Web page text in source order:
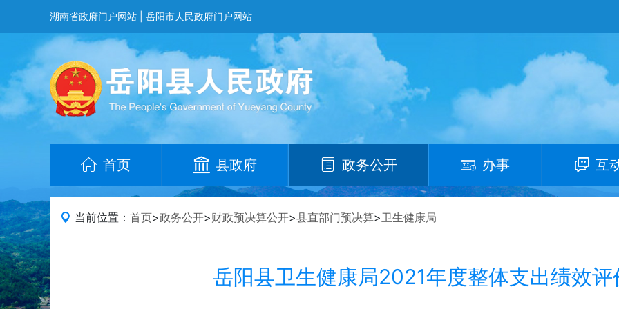
湖南省政府门户网站 岳阳市人民政府门户网站
首页 县政府 政务公开 办事 互
当前位置： 首页>政务公开>财政预决算公开>县直部门预决算>卫生健康局
岳阳县卫生健康局2021年度整体支出绩效